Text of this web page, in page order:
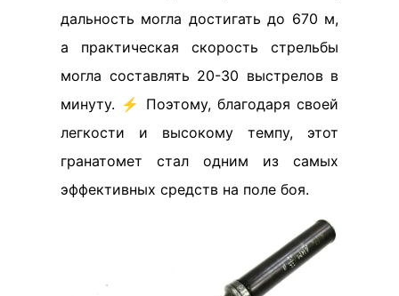
дальность могла достигать до 670 м,
а практическая скорость стрельбы
могла составлять 20-30 выстрелов в
минуту. ⚡ Поэтому, благодаря своей
легкости и высокому темпу, этот
гранатомет стал одним из самых
эффективных средств на поле боя.